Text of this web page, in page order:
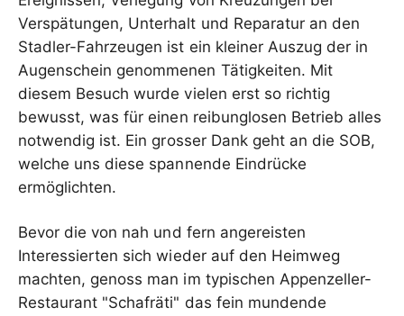
Verspätungen, Unterhalt und Reparatur an den
Stadler-Fahrzeugen ist ein kleiner Auszug der in
Augenschein genommenen Tätigkeiten. Mit
diesem Besuch wurde vielen erst so richtig
bewusst, was für einen reibunglosen Betrieb alles
notwendig ist. Ein grosser Dank geht an die SOB,
welche uns diese spannende Eindrücke
ermöglichten.
Bevor die von nah und fern angereisten
Interessierten sich wieder auf den Heimweg
machten, genoss man im typischen Appenzeller-
Restaurant "Schafräti" das fein mundende